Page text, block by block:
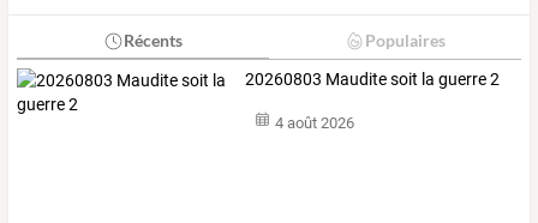
Récents Populaires
20260803 Maudite soit la guerre 2
4 août 2026